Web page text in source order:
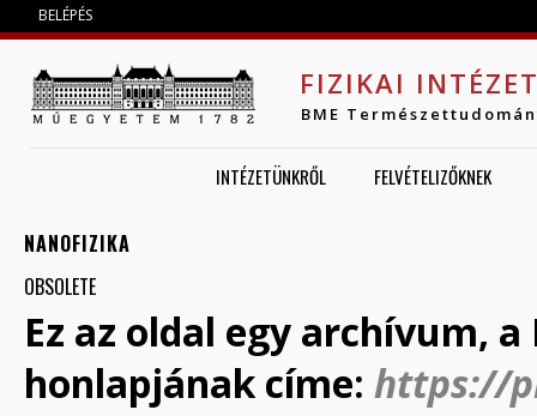
BELÉPÉS
FIZIKAI
BME
INTÉZETÜNKRŐL FELVÉTELIZŐKNEK
NANOFIZIKA
OBSOLETE
Ez az oldal egy archívum,
honlapjának címe: https://